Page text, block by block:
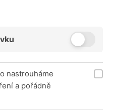
nastrouháme
a pořádně